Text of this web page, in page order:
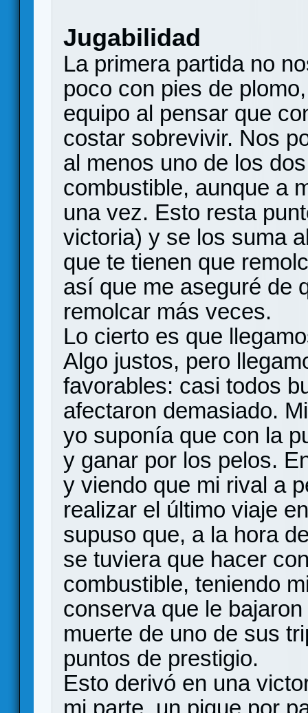
Jugabilidad
La primera partida no
poco con pies de
equipo al pensar que
costar sobrevivir. Nos
al menos uno de los
combustible, aunque a
una vez. Esto resta
victoria) y se los suma
que te tienen que
así que me aseguré de
remolcar más veces.
Lo cierto es que
Algo justos, pero
favorables: casi todos
afectaron demasiado.
yo suponía que con la
y ganar por los pelos.
y viendo que mi rival a
realizar el último viaje
supuso que, a la hora
se tuviera que hacer
combustible, teniendo
conserva que le
muerte de uno de sus
puntos de prestigio.
Esto derivó en una
mi parte, un pique por